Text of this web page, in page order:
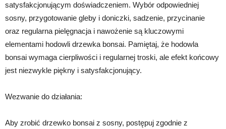
satysfakcjonującym doświadczeniem. Wybór odpowiedniej
sosny, przygotowanie gleby i doniczki, sadzenie, przycinanie
oraz regularna pielęgnacja i nawożenie są kluczowymi
elementami hodowli drzewka bonsai. Pamiętaj, że hodowla
bonsai wymaga cierpliwości i regularnej troski, ale efekt końcowy
jest niezwykle piękny i satysfakcjonujący.
Wezwanie do działania:
Aby zrobić drzewko bonsai z sosny, postępuj zgodnie z